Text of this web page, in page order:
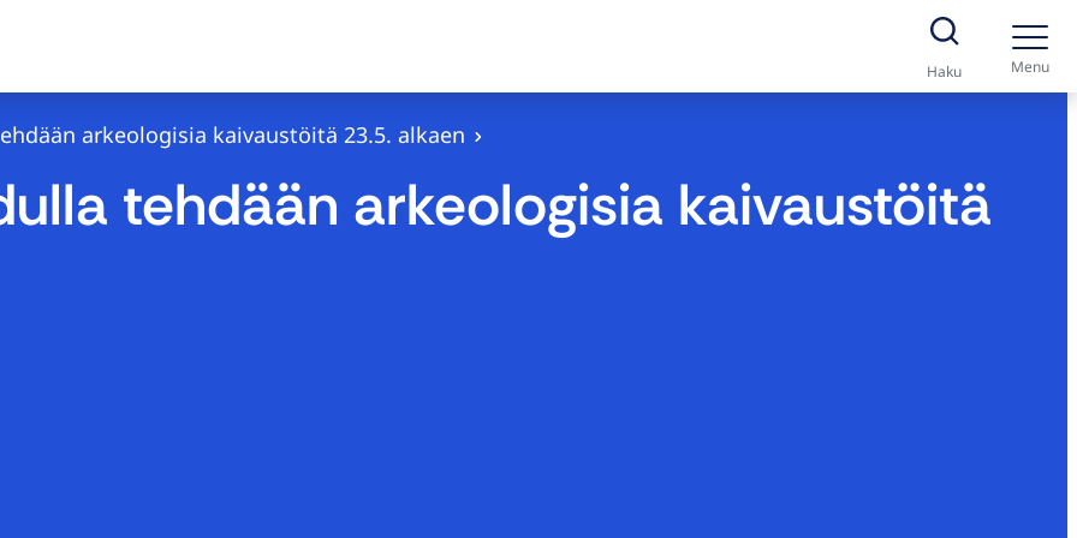
Haku Menu
arkeologisia kaivaustöitä 23.5. alkaen
tehdään arkeologisia kaivaustöitä